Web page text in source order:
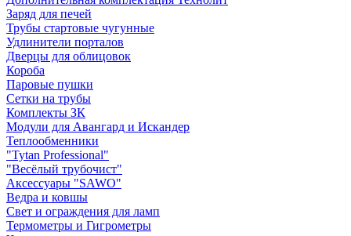
Заряд для печей
Трубы стартовые чугунные
Удлинители порталов
Дверцы для облицовок
Короба
Паровые пушки
Сетки на трубы
Комплекты ЗК
Модули для Авангард и Искандер
Теплообменники
"Tytan Professional"
"Весёлый трубочист"
Аксессуары "SAWO"
Ведра и ковшы
Свет и ограждения для ламп
Термометры и Гигрометры